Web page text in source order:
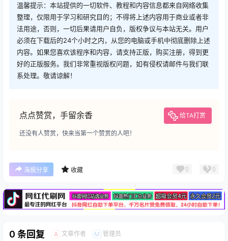
温馨提示：本站提供的一切软件、教程和内容信息都来自网络收集
整理，仅限用于学习和研究目的；不得将上述内容用于商业或者非
法用途，否则，一切后果请用户自负，版权争议与本站无关。用户
必须在下载后的24个小时之内，从您的电脑或手机中彻底删除上述
内容。如果您喜欢该程序和内容，请支持正版，购买注册，得到更
好的正版服务。我们非常重视版权问题，如有侵权请邮件与我们联
系处理。敬请谅解！
点点赞赏，手留余香 给TA打赏
还没有人赞赏，快来当第一个赞赏的人吧！
海报分享 收藏 0 0
广告
0 条回复 A 文章作者 M 管理员